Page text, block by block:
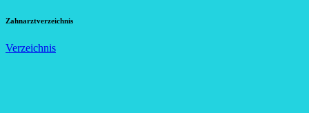
Zahnarztverzeichnis
Verzeichnis